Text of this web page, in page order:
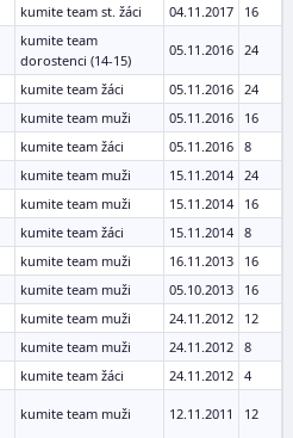
kumite team st. žáci 04.11.2017 16
kumite team
dorostenci (14-15)
05.11.2016 24
kumite team žáci 05.11.2016 24
kumite team muži 05.11.2016
16
kumite team žáci 05.11.2016 8
kumite team muži 15.11.2014 24
kumite team muži 15.11.2014
16
kumite team žáci 15.11.2014 8
kumite team muži 16.11.2013
16
kumite team muži 05.10.2013
16
kumite team muži 24.11.2012
12
kumite team muži 24.11.2012 8
kumite team žáci 24.11.2012 4
kumite team muži 12.11.2011 12